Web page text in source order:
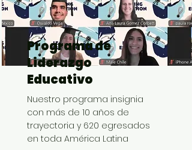
Programa de
Liderazgo
Educativo
Nuestro programa insignia
con más de 10 años de
trayectoria y 620 egresados
en toda América Latina